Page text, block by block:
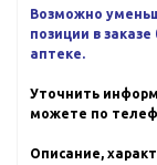
Возможно
позиции в
аптеке.
Уточнить
можете по
Описание,